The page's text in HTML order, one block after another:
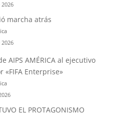
marcha atrás
AIPS AMÉRICA al ejecutivo
«FIFA Enterprise»
EL PROTAGONISMO